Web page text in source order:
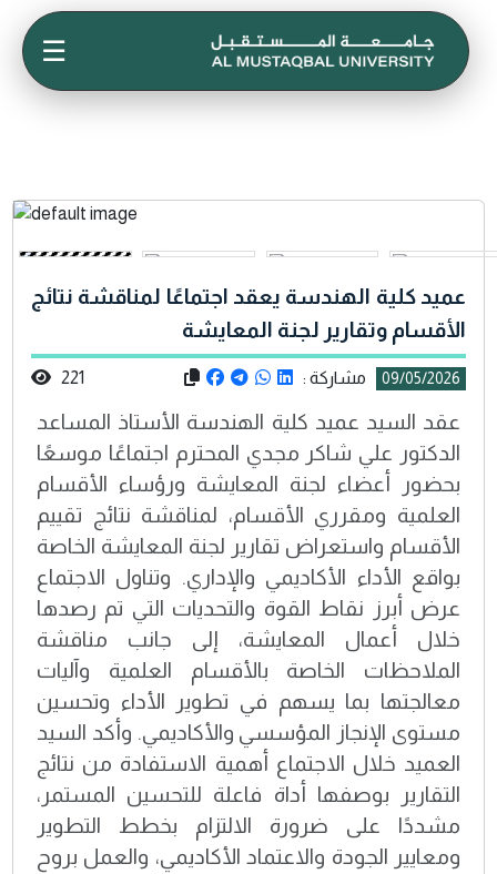
☰
عميد كلية الهندسة يعقد اجتماعًا لمناقشة نتائج
الأقسام وتقارير لجنة المعايشة
09/05/2026 مشاركة : 221
عقد السيد عميد كلية الهندسة الأستاذ المساعد
الدكتور علي شاكر مجدي المحترم اجتماعًا موسعًا
بحضور أعضاء لجنة المعايشة ورؤساء الأقسام
العلمية ومقرري الأقسام، لمناقشة نتائج تقييم
الأقسام واستعراض تقارير لجنة المعايشة الخاصة
بواقع الأداء الأكاديمي والإداري. وتناول الاجتماع
عرض أبرز نقاط القوة والتحديات التي تم رصدها
خلال أعمال المعايشة، إلى جانب مناقشة
الملاحظات الخاصة بالأقسام العلمية وآليات
معالجتها بما يسهم في تطوير الأداء وتحسين
مستوى الإنجاز المؤسسي والأكاديمي. وأكد السيد
العميد خلال الاجتماع أهمية الاستفادة من نتائج
التقارير بوصفها أداة فاعلة للتحسين المستمر،
مشددًا على ضرورة الالتزام بخطط التطوير
ومعايير الجودة والاعتماد الأكاديمي، والعمل بروح